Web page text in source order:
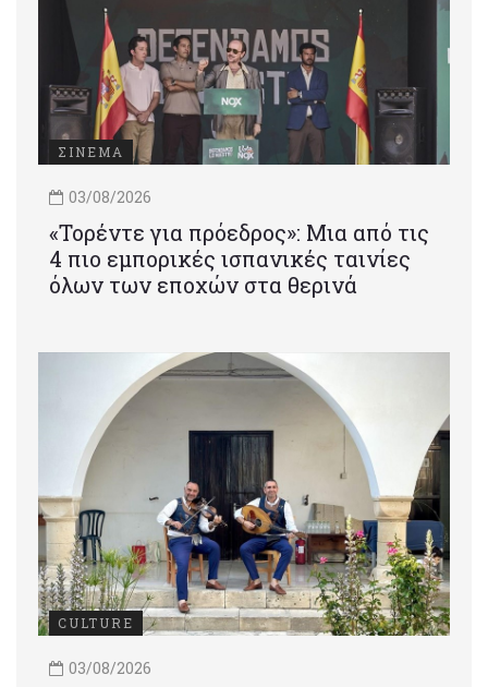
ΣΙΝΕΜΑ
03/08/2026
«Τορέντε για πρόεδρος»: Mια από τις
4 πιο εμπορικές ισπανικές ταινίες
όλων των εποχών στα θερινά
CULTURE
03/08/2026